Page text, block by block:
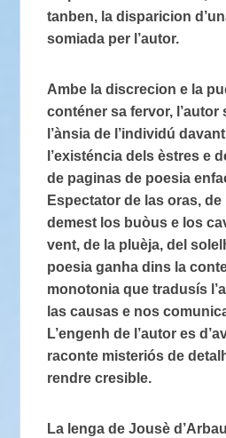
tanben, la disparicion
somiada per l’autor.
Ambe la discrecion e la
conténer sa fervor,
l’ànsia de l’individú
l’existéncia dels èstres e
de paginas de poesia
Espectator de las oras,
demest los buòus e los
vent, de la pluèja, del
poesia ganha dins la
monotonia que tradusís
las causas e nos
L’engenh de l’autor es
raconte misteriós de
rendre cresible.
La lenga de Jousè